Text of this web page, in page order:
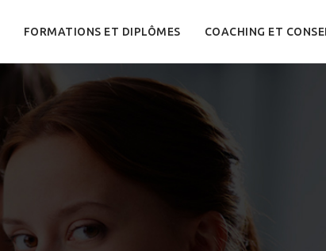
FORMATIONS ET DIPLÔMES COACHING ET